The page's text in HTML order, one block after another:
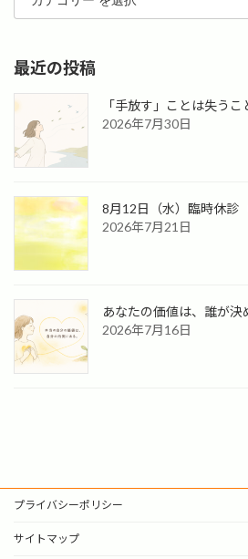
最近の投稿
「手放す」ことは失う
2026年7月30日
8月12日（水）臨時休診
2026年7月21日
あなたの価値は、誰が決
2026年7月16日
プライバシーポリシー
サイトマップ